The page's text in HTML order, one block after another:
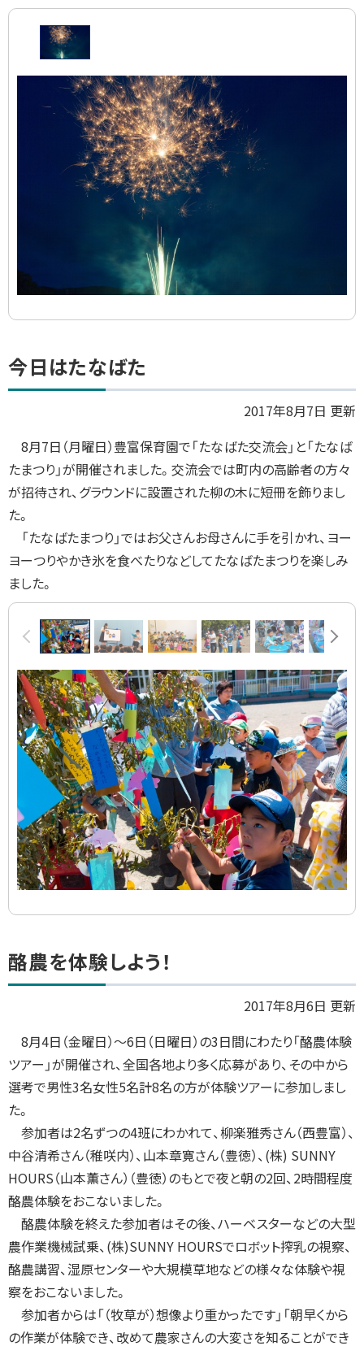
画
ト
る
今日はたなばた
2017年8月7日 更新
8月7日（月曜日）豊富保育園で「たなばた交流会」と「たなば
たまつり」が開催されました。交流会では町内の高齢者の方々
が招待され、グラウンドに設置された柳の木に短冊を飾りまし
た。
「たなばたまつり」ではお父さんお母さんに手を引かれ、ヨー
ヨーつりやかき氷を食べたりなどしてたなばたまつりを楽しみ
ました。
画
ラ
イ
ド
集
前へ 次へ
ト
ッ
る
酪農を体験しよう！
2017年8月6日 更新
8月4日（金曜日）～6日（日曜日）の3日間にわたり「酪農体験
ツアー」が開催され、全国各地より多く応募があり、その中から
選考で男性3名女性5名計8名の方が体験ツアーに参加しまし
た。
参加者は2名ずつの4班にわかれて、柳楽雅秀さん（西豊富）、
中谷清希さん（稚咲内）、山本章寛さん（豊徳）、 (株) SUNNY
HOURS（山本薫さん）（豊徳）のもとで夜と朝の2回、 2時間程度
酪農体験をおこないました。
酪農体験を終えた参加者はその後、ハーベスターなどの大型
農作業機械試乗、 (株)SUNNY HOURSでロボット搾乳の視察、
酪農講習、湿原センターや大規模草地などの様々な体験や視
察をおこないました。
参加者からは「（牧草が）想像より重かったです」「朝早くから
の作業が体験でき、改めて農家さんの大変さを知ることができ